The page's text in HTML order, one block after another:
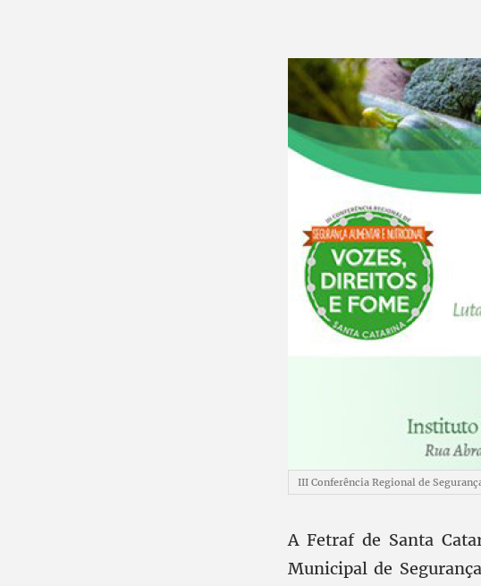
III Conferência Regional de
A Fetraf de Santa
Municipal de